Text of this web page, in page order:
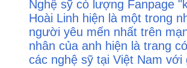
Nghệ sỹ có lượng Fanpage
Hoài Linh hiện là một trong
người yêu mến nhất trên
nhân của anh hiện là trang
các nghệ sỹ tại Việt Nam